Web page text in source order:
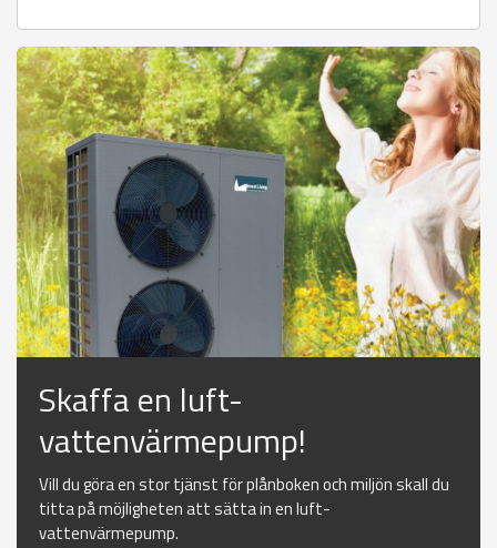
Skaffa en luft-
vattenvärmepump!
Vill du göra en stor tjänst för plånboken och miljön skall du
titta på möjligheten att sätta in en luft-
vattenvärmepump.